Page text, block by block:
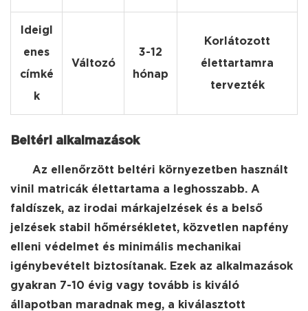
Ideigl
enes
címké
k
Változó
3-12
hónap
Korlátozott
élettartamra
tervezték
Beltéri alkalmazások
Az ellenőrzött beltéri környezetben használt
vinil matricák élettartama a leghosszabb. A
faldíszek, az irodai márkajelzések és a belső
jelzések stabil hőmérsékletet, közvetlen napfény
elleni védelmet és minimális mechanikai
igénybevételt biztosítanak. Ezek az alkalmazások
gyakran 7-10 évig vagy tovább is kiváló
állapotban maradnak meg, a kiválasztott